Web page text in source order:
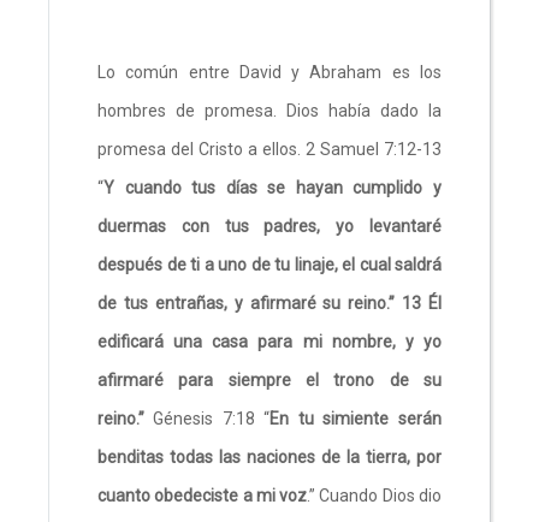
Lo común entre David y Abraham es los
hombres de promesa. Dios había dado la
promesa del Cristo a ellos. 2 Samuel 7:12-13
“Y cuando tus días se hayan cumplido y
duermas con tus padres, yo levantaré
después de ti a uno de tu linaje, el cual saldrá
de tus entrañas, y afirmaré su reino.” 13 Él
edificará una casa para mi nombre, y yo
afirmaré para siempre el trono de su
reino.” Génesis 7:18 “En tu simiente serán
benditas todas las naciones de la tierra, por
cuanto obedeciste a mi voz.” Cuando Dios dio